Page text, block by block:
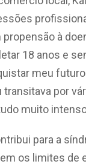
à
18 anos e
meu
transitava por
muito
para a
os limites de